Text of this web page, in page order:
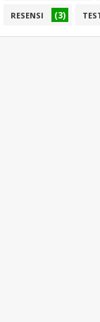
RESENSI (3)